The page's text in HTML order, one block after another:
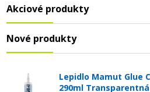
Akciové produkty
Nové produkty
Lepidlo Mamut Glue
290ml Transparentná